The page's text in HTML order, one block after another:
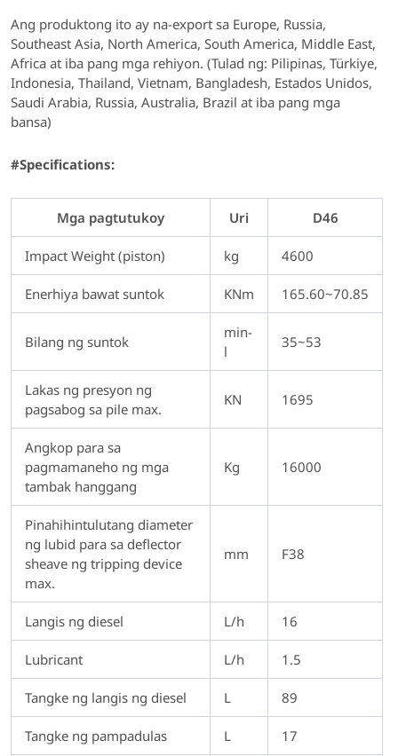
Ang produktong ito ay na-export sa Europe, Russia,
Southeast Asia, North America, South America, Middle East,
Africa at iba pang mga rehiyon. (Tulad ng: Pilipinas, Türkiye,
Indonesia, Thailand, Vietnam, Bangladesh, Estados Unidos,
Saudi Arabia, Russia, Australia, Brazil at iba pang mga
bansa)
#Specifications:
Mga pagtutukoy Uri D46
Impact Weight (piston) kg 4600
Enerhiya bawat suntok KNm 165.60~70.85
Bilang ng suntok
min-
l
35~53
Lakas ng presyon ng
pagsabog sa pile max.
KN 1695
Angkop para sa
pagmamaneho ng mga
tambak hanggang
Kg 16000
Pinahihintulutang diameter
ng lubid para sa deflector
sheave ng tripping device
max.
mm F38
Langis ng diesel L/h 16
Lubricant L/h 1.5
Tangke ng langis ng diesel L 89
Tangke ng pampadulas L 17